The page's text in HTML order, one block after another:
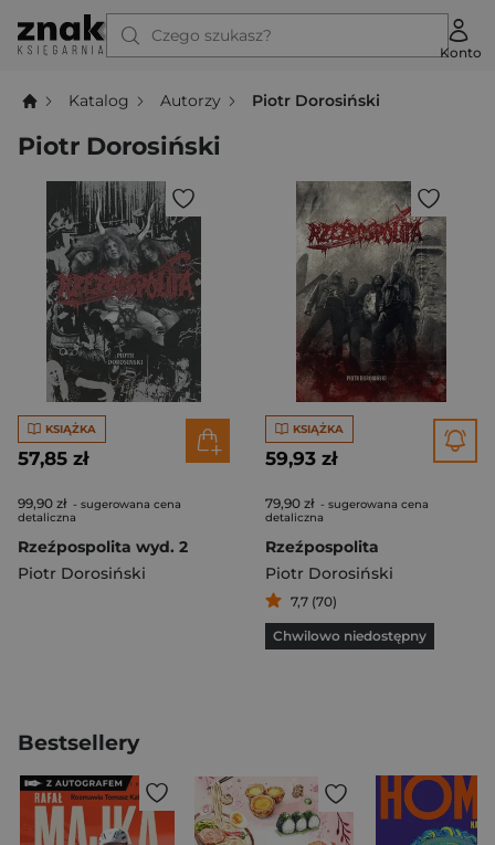
Czego szukasz?
Konto
Katalog Autorzy Piotr Dorosiński
Piotr Dorosiński
KSIĄŻKA
57,85 zł
99,90 zł - sugerowana cena
detaliczna
Rzeźpospolita wyd. 2
Piotr Dorosiński
KSIĄŻKA
59,93 zł
79,90 zł - sugerowana cena
detaliczna
Rzeźpospolita
Piotr Dorosiński
7,7 (70)
Chwilowo niedostępny
Bestsellery